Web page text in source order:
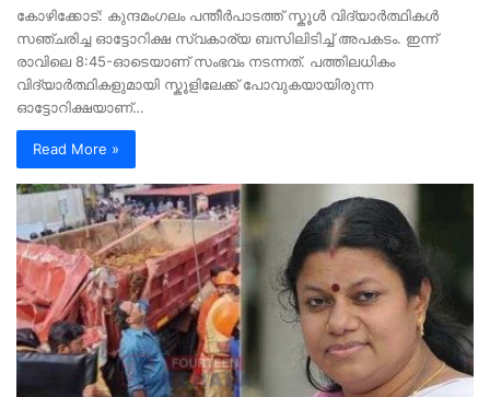
കോഴിക്കോട്: കുന്ദമംഗലം പന്തീർപാടത്ത് സ്കൂൾ വിദ്യാർത്ഥികൾ
സഞ്ചരിച്ച ഓട്ടോറിക്ഷ സ്വകാര്യ ബസിലിടിച്ച് അപകടം. ഇന്ന്
രാവിലെ 8:45-ഓടെയാണ് സംഭവം നടന്നത്. പത്തിലധികം
വിദ്യാർത്ഥികളുമായി സ്കൂളിലേക്ക് പോവുകയായിരുന്ന
ഓട്ടോറിക്ഷയാണ്…
Read More »